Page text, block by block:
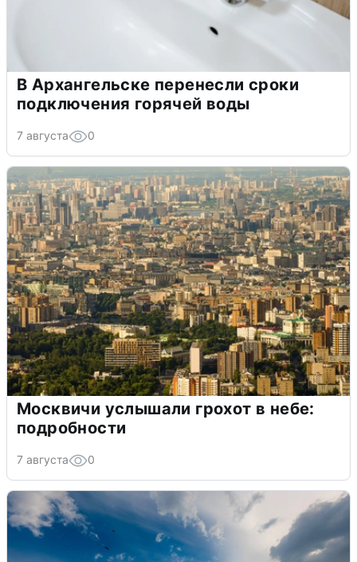
В Архангельске перенесли сроки
подключения горячей воды
7 августа 0
Москвичи услышали грохот в небе:
подробности
7 августа 0